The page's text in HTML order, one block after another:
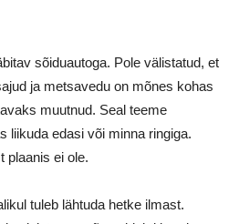
sõiduautoga. Pole välistatud, et
ja metsavedu on mõnes kohas
muutnud. Seal teeme
liikuda edasi või minna ringiga.
plaanis ei ole.
tuleb lähtuda hetke ilmast.